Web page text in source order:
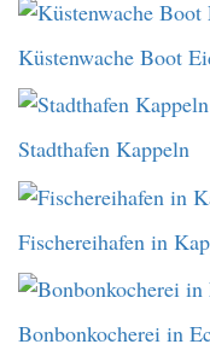
Küstenwache Boot
Stadthafen Kappeln
Fischereihafen in
Bonbonkocherei in